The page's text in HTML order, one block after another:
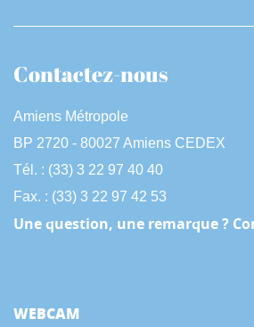
Contactez-nous
Amiens Métropole
BP 2720 - 80027 Amiens CEDEX
Tél. : (33) 3 22 97 40 40
Fax. : (33) 3 22 97 42 53
Une question, une remarque ?
WEBCAM